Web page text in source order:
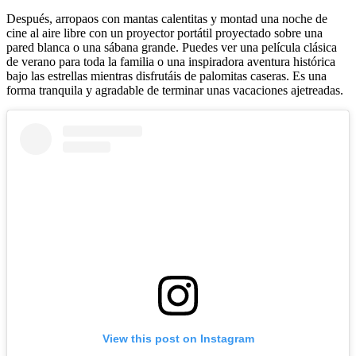
Después, arropaos con mantas calentitas y montad una noche de
cine al aire libre con un proyector portátil proyectado sobre una
pared blanca o una sábana grande. Puedes ver una película clásica
de verano para toda la familia o una inspiradora aventura histórica
bajo las estrellas mientras disfrutáis de palomitas caseras. Es una
forma tranquila y agradable de terminar unas vacaciones ajetreadas.
View this post on Instagram